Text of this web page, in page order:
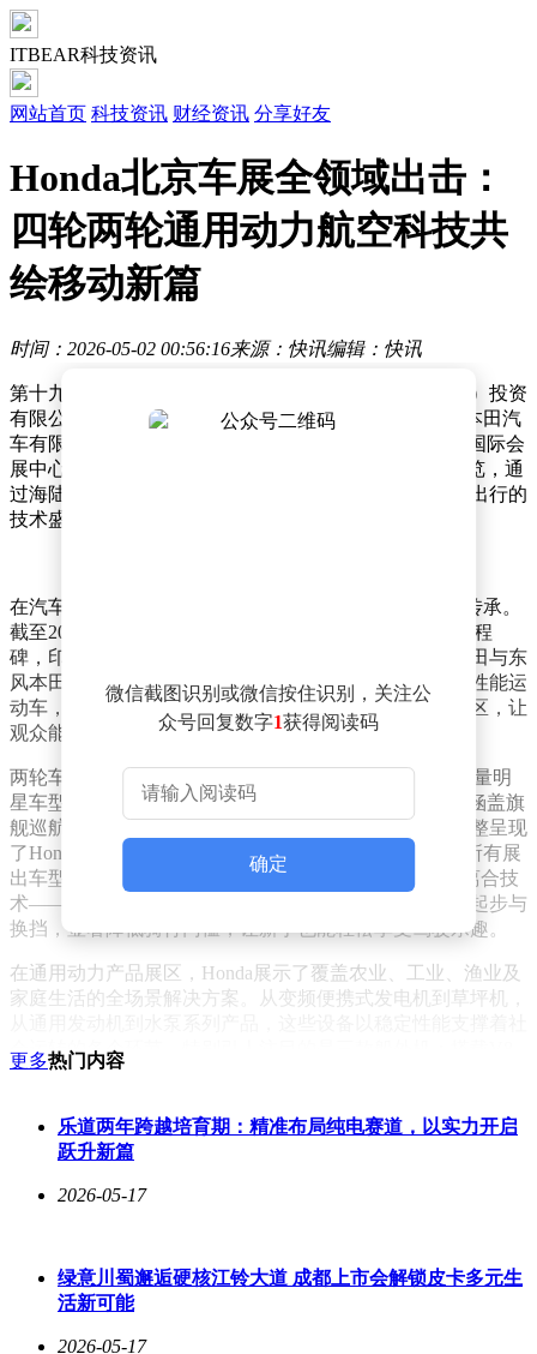
ITBEAR科技资讯
网站首页 科技资讯 财经资讯 分享好友
Honda北京车展全领域出击：
四轮两轮通用动力航空科技共
绘移动新篇
时间：2026-05-02 00:56:16来源：快讯编辑：快讯
第十九届北京国际汽车展览会上，本田技研工业（中国）投资
有限公司（Honda）携手广汽本田汽车有限公司与东风本田汽
车有限公司，以“综合性移动出行公司”的姿态亮相首都国际会
展中心A4馆。这场以“Honda移动梦想乐园”为主题的展览，通
过海陆空全领域产品矩阵，为观众呈现了一场关于自由出行的
技术盛宴。
在汽车领域，Honda延续了可靠品质与运动基因的双重传承。
截至2026年3月，Honda在华累计销量突破2000万辆的里程
碑，印证了中国市场对其技术实力的持续认可。广汽本田与东
风本田展区分别展示了多款经典车型，从家用轿车到高性能运
动车，覆盖全场景出行需求。现场特别设置的互动体验区，让
观众能够近距离感受Honda产品的操控魅力。
两轮车事业作为Honda的技术起点，此次展出9款中大排量明
星车型，其中6款为最新发布产品。500cc四缸家族系列涵盖旗
舰巡航、硬核探险、运动仿赛及都市街车四大品类，完整呈现
了Honda在摩托车领域的技术积淀。更引人注目的是，所有展
出车型均开放跨骑体验，配合全新发布的E-Clutch电控离合技
术——该技术通过电子系统自动控制离合器，实现平顺起步与
换挡，显著降低骑行门槛，让新手也能轻松享受驾驶乐趣。
在通用动力产品展区，Honda展示了覆盖农业、工业、渔业及
家庭生活的全场景解决方案。从变频便携式发电机到草坪机，
会运转的各个环节。特别引人注目的是三款船外机：搭载V8
发动机的BF350旗舰机型可输出350马力，满足大型游艇需
这种从陆地到水面的技术延伸，完美诠释了Honda“自由移动
的喜悦”理念。
出，揭示了品牌在航空领域的创新突破。该机型采用主翼上方
发动机布局、自然层流机翼及全复合材料机身设计，在降低阻
力、提升效率方面取得显著成果，为商务航空市场带来更经济
微信截图识别或微信按住识别，关注公
众号回复数字1获得阅读码
确定
更多热门内容
乐道两年跨越培育期：精准布局纯电赛道，以实力开启
跃升新篇
2026-05-17
绿意川蜀邂逅硬核江铃大道 成都上市会解锁皮卡多元生
活新可能
2026-05-17